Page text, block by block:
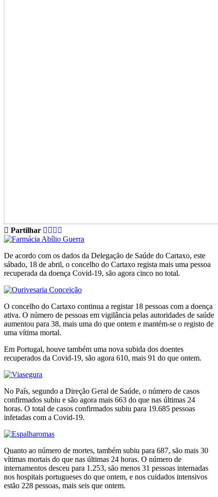
Partilhar
De acordo com os dados da Delegação de Saúde do Cartaxo, este
sábado, 18 de abril, o concelho do Cartaxo regista mais uma pessoa
recuperada da doença Covid-19, são agora cinco no total.
O concelho do Cartaxo continua a registar 18 pessoas com a doença
ativa. O número de pessoas em vigilância pelas autoridades de saúde
aumentou para 38, mais uma do que ontem e mantém-se o registo de
uma vítima mortal.
Em Portugal, houve também uma nova subida dos doentes
recuperados da Covid-19, são agora 610, mais 91 do que ontem.
No País, segundo a Direção Geral de Saúde, o número de casos
confirmados subiu e são agora mais 663 do que nas últimas 24
horas. O total de casos confirmados subiu para 19.685 pessoas
infetadas com a Covid-19.
Quanto ao número de mortes, também subiu para 687, são mais 30
vítimas mortais do que nas últimas 24 horas. O número de
internamentos desceu para 1.253, são menos 31 pessoas internadas
nos hospitais portugueses do que ontem, e nos cuidados intensivos
estão 228 pessoas, mais seis que ontem.